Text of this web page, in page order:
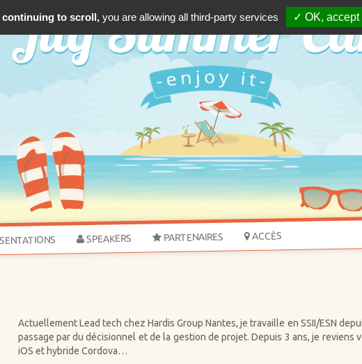
SPEAKERS PARTENAIRES ACCÈS
Actuellement Lead tech chez Hardis Group Nantes, je travaille en SSII/ESN
passage par du décisionnel et de la gestion de projet. Depuis 3 ans, je reviens
iOS et hybride Cordova…
continuing to scroll, you are allowing all third-party services ✓ OK, accept